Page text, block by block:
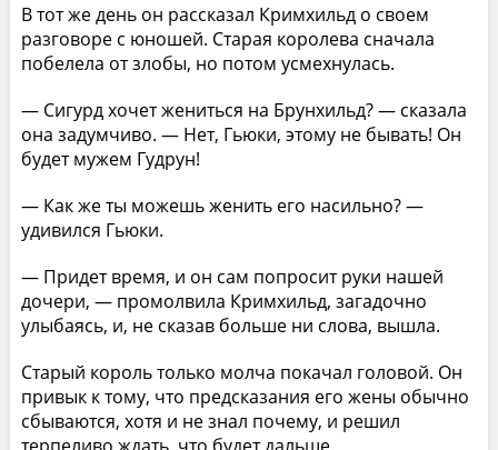
В тот же день он рассказал Кримхильд о своем
разговоре с юношей. Старая королева сначала
побелела от злобы, но потом усмехнулась.
— Сигурд хочет жениться на Брунхильд? — сказала
она задумчиво. — Нет, Гьюки, этому не бывать! Он
будет мужем Гудрун!
— Как же ты можешь женить его насильно? —
удивился Гьюки.
— Придет время, и он сам попросит руки нашей
дочери, — промолвила Кримхильд, загадочно
улыбаясь, и, не сказав больше ни слова, вышла.
Старый король только молча покачал головой. Он
привык к тому, что предсказания его жены обычно
сбываются, хотя и не знал почему, и решил
терпеливо ждать, что будет дальше.